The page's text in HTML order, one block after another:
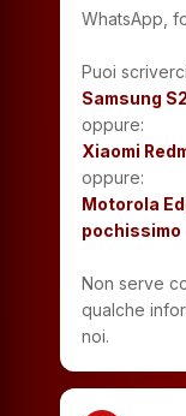
WhatsApp,
Puoi
Samsung
oppure:
Xiaomi
oppure:
Motorola
pochissimo
Non serve
qualche
noi.